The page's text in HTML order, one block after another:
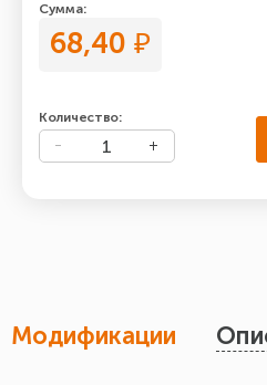
Сумма:
68,40 ₽
Количество:
Модификации